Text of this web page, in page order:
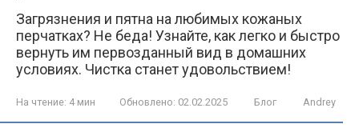
Загрязнения и пятна на любимых кожаных
перчатках? Не беда! Узнайте, как легко и быстро
вернуть им первозданный вид в домашних
условиях. Чистка станет удовольствием!
На чтение: 4 мин Обновлено: 02.02.2025 Блог Andrey